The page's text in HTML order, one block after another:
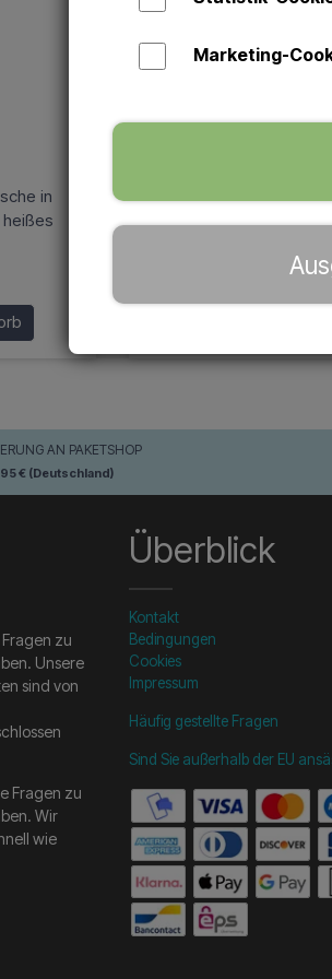
in
Nickelausführung -
€ 295,00
AN PAKETSHOP
€ (Deutschland)
Fragen zu
Unsere
sind von
Fragen zu
Wir
wie
Überblick
Kontakt
Bedingungen
Cookies
Impressum
Häufig gestellte Fragen
Sind Sie außerhalb der EU
Marketing-